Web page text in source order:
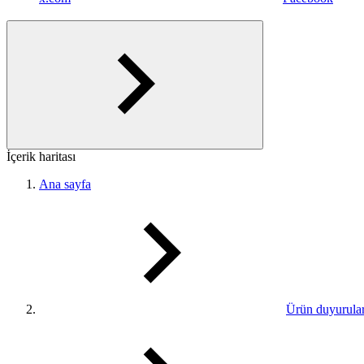
İçerik haritası
Ana sayfa
Ürün